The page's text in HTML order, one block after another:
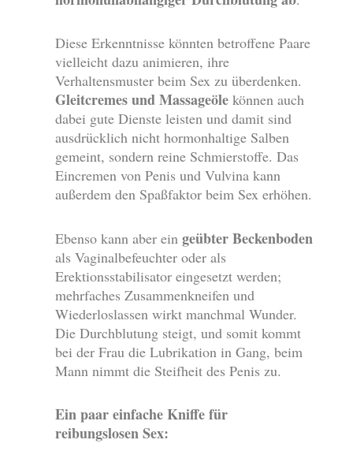
Diese Erkenntnisse könnten betroffene Paare
vielleicht dazu animieren, ihre
Verhaltensmuster beim Sex zu überdenken.
Gleitcremes und Massageöle können auch
dabei gute Dienste leisten und damit sind
ausdrücklich nicht hormonhaltige Salben
gemeint, sondern reine Schmierstoffe. Das
Eincremen von Penis und Vulvina kann
außerdem den Spaßfaktor beim Sex erhöhen.
Ebenso kann aber ein geübter Beckenboden
als Vaginalbefeuchter oder als
Erektionsstabilisator eingesetzt werden;
mehrfaches Zusammenkneifen und
Wiederloslassen wirkt manchmal Wunder.
Die Durchblutung steigt, und somit kommt
bei der Frau die Lubrikation in Gang, beim
Mann nimmt die Steifheit des Penis zu.
Ein paar einfache Kniffe für
reibungslosen Sex: